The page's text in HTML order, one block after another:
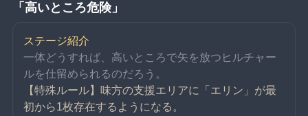
「高いところ危険」
ステージ紹介
一体どうすれば、高いところで矢を放つヒルチャー
ルを仕留められるのだろう。
【特殊ルール】味方の支援エリアに「エリン」が最
初から1枚存在するようになる。